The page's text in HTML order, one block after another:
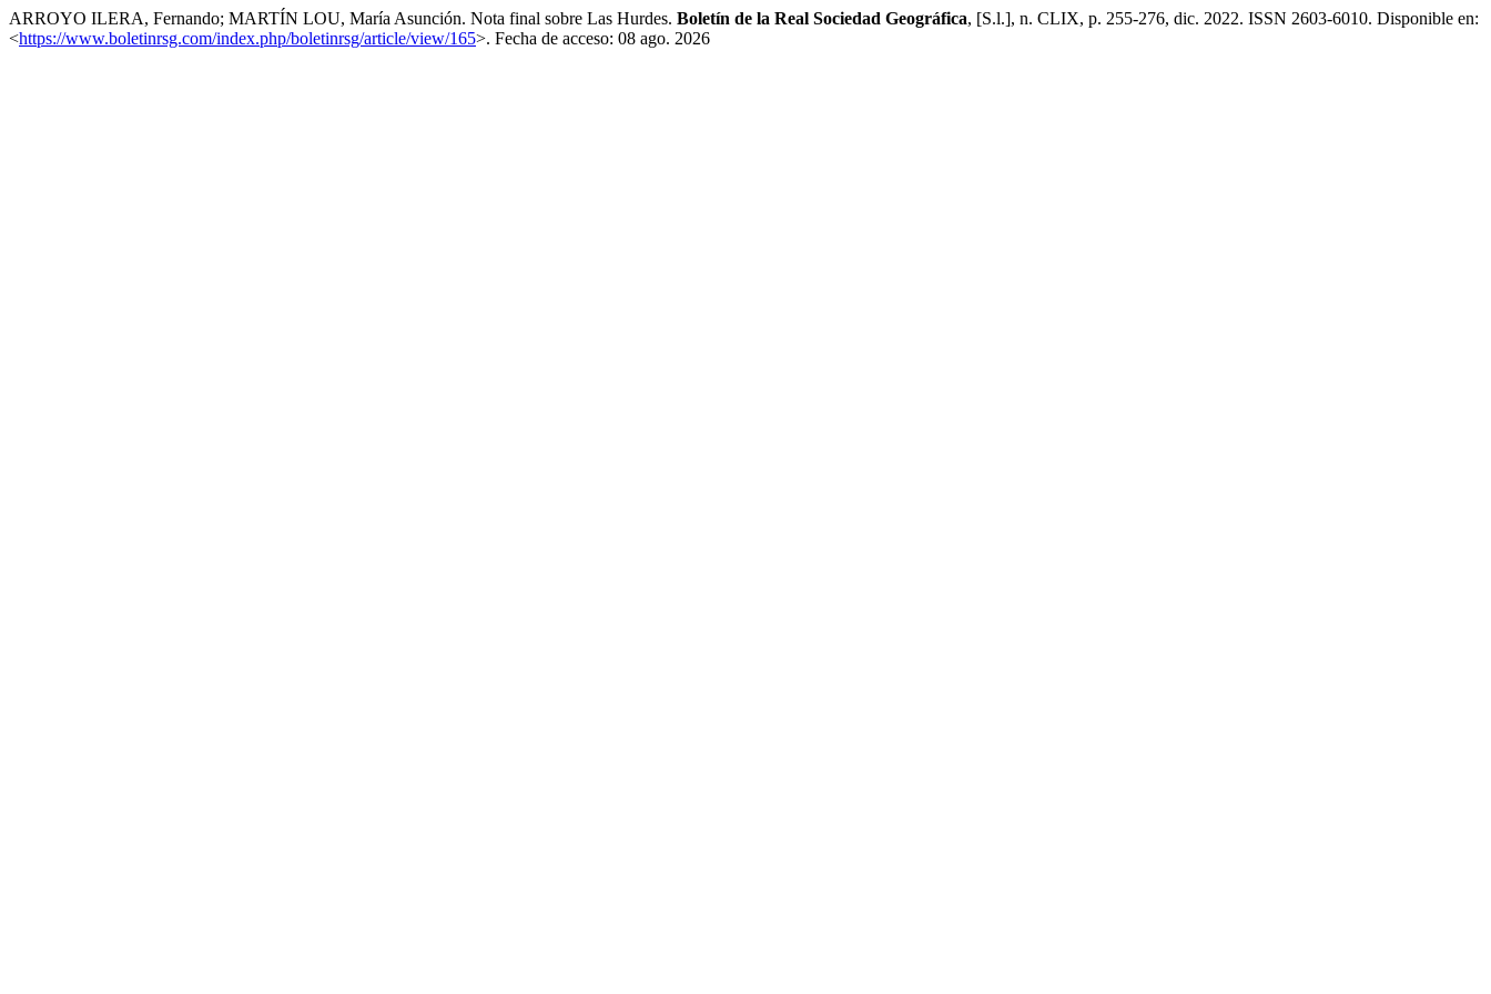
ARROYO ILERA, Fernando; MARTÍN LOU, María Asunción. Nota final sobre Las Hurdes. Boletín de la Real Sociedad Geográfica, [S.l.], n. CLIX, p. 255-276, dic. 2022. ISSN 2603-6010. Disponible en:
<https://www.boletinrsg.com/index.php/boletinrsg/article/view/165>. Fecha de acceso: 08 ago. 2026